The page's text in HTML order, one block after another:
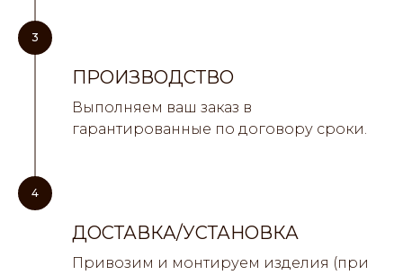
3
ПРОИЗВОДСТВО
Выполняем ваш заказ в
гарантированные по договору сроки.
4
ДОСТАВКА/УСТАНОВКА
Привозим и монтируем изделия (при